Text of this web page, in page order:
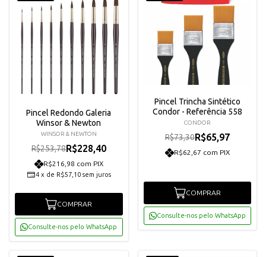
Pincel Redondo Galeria
Winsor & Newton
WINSOR & NEWTON
R$253,78R$228,40
R$216,98 com PIX
4 x de R$57,10 sem juros
COMPRAR
Consulte-nos pelo WhatsApp
Pincel Trincha Sintético
Condor - Referência 558
CONDOR
R$73,30R$65,97
R$62,67 com PIX
COMPRAR
Consulte-nos pelo WhatsApp